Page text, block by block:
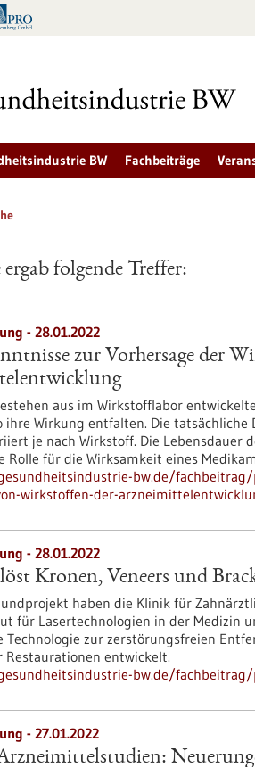
BW Fachbeiträge
ergab folgende Treffer:
- 28.01.2022
zur Vorhersage der
aus im Wirkstofflabor
ihre Wirkung entfalten. Die
je nach Wirkstoff. Die Lebensdauer
Rolle für die Wirksamkeit eines
bw.de/
wirkstoffen-der-
- 28.01.2022
Kronen, Veneers und
haben die Klinik für
für Lasertechnologien in der Medizin
Technologie zur zerstörungsfreien
Restaurationen entwickelt.
bw.de/
- 27.01.2022